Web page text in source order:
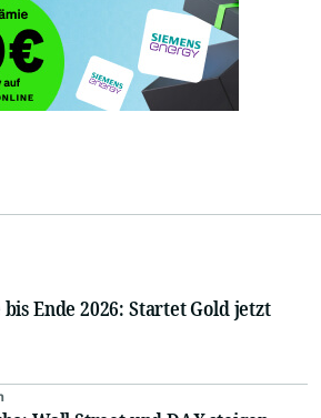
Ende 2026: Startet Gold jetzt